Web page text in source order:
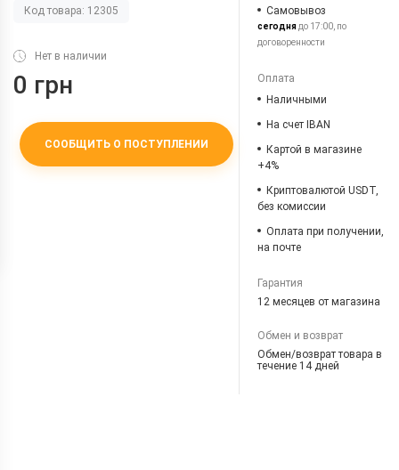
Код товара: 12305
Нет в наличии
0 грн
СООБЩИТЬ О ПОСТУПЛЕНИИ
Самовывоз
сегоднядо 17:00, по
договоренности
Оплата
Наличными
На счет IBAN
Картой в магазине
+4%
Криптовалютой USDT,
без комиссии
Оплата при получении,
на почте
Гарантия
12 месяцев от магазина
Обмен и возврат
Обмен/возврат товара в
течение 14 дней